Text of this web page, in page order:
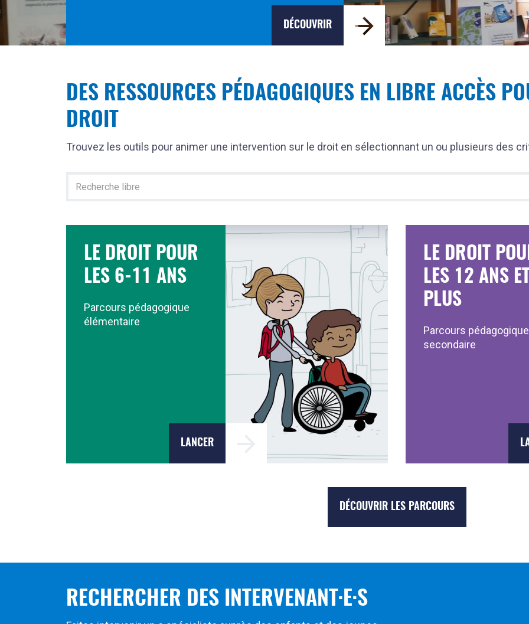
DÉCOUVRIR
DES RESSOURCES PÉDAGOGIQUES EN LIBRE ACCÈS
DROIT
Trouvez les outils pour animer une intervention sur le droit en sélectionnant un ou plusieurs des
texte
LE DROIT POUR
LES 6-11 ANS
Parcours pédagogique
élémentaire
LANCER
LE DROIT
LES 12 ANS
PLUS
Parcours pédagogique
secondaire
DÉCOUVRIR LES PARCOURS
RECHERCHER DES INTERVENANT·E·S